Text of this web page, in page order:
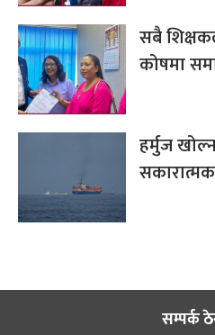
सबै
कोषमा
हर्मुज
सम्पर्क